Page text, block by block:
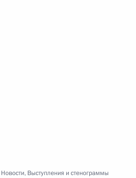
Новости, Выступления и стенограммы